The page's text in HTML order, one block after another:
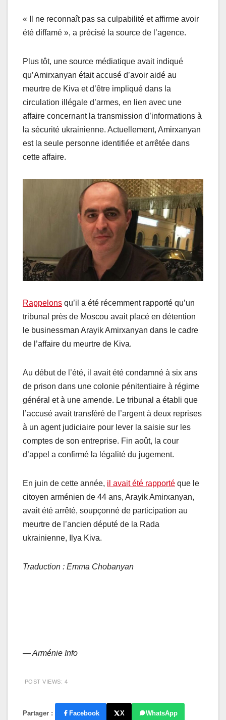
« Il ne reconnaît pas sa culpabilité et affirme avoir
été diffamé », a précisé la source de l’agence.
Plus tôt, une source médiatique avait indiqué
qu’Amirxanyan était accusé d’avoir aidé au
meurtre de Kiva et d’être impliqué dans la
circulation illégale d’armes, en lien avec une
affaire concernant la transmission d’informations à
la sécurité ukrainienne. Actuellement, Amirxanyan
est la seule personne identifiée et arrêtée dans
cette affaire.
Rappelons qu’il a été récemment rapporté qu’un
tribunal près de Moscou avait placé en détention
le businessman Arayik Amirxanyan dans le cadre
de l’affaire du meurtre de Kiva.
Au début de l’été, il avait été condamné à six ans
de prison dans une colonie pénitentiaire à régime
général et à une amende. Le tribunal a établi que
l’accusé avait transféré de l’argent à deux reprises
à un agent judiciaire pour lever la saisie sur les
comptes de son entreprise. Fin août, la cour
d’appel a confirmé la légalité du jugement.
En juin de cette année, il avait été rapporté que le
citoyen arménien de 44 ans, Arayik Amirxanyan,
avait été arrêté, soupçonné de participation au
meurtre de l’ancien député de la Rada
ukrainienne, Ilya Kiva.
Traduction : Emma Chobanyan
— Arménie Info
POST VIEWS: 4
Partager : Facebook X WhatsApp